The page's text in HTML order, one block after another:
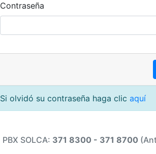
Contraseña
Si olvidó su contraseña haga clic aquí
PBX SOLCA: 371 8300 - 371 8700